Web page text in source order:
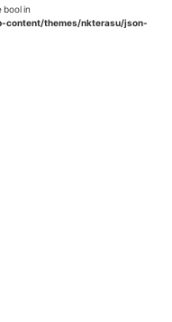
in
content/themes/nkterasu/json-